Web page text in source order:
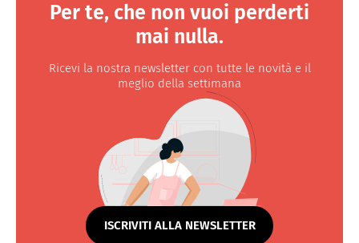
Per te, che non vuoi perderti
mai nulla.
Ricevi la nostra newsletter con tutte le novità e il
meglio della settimana
ISCRIVITI ALLA NEWSLETTER